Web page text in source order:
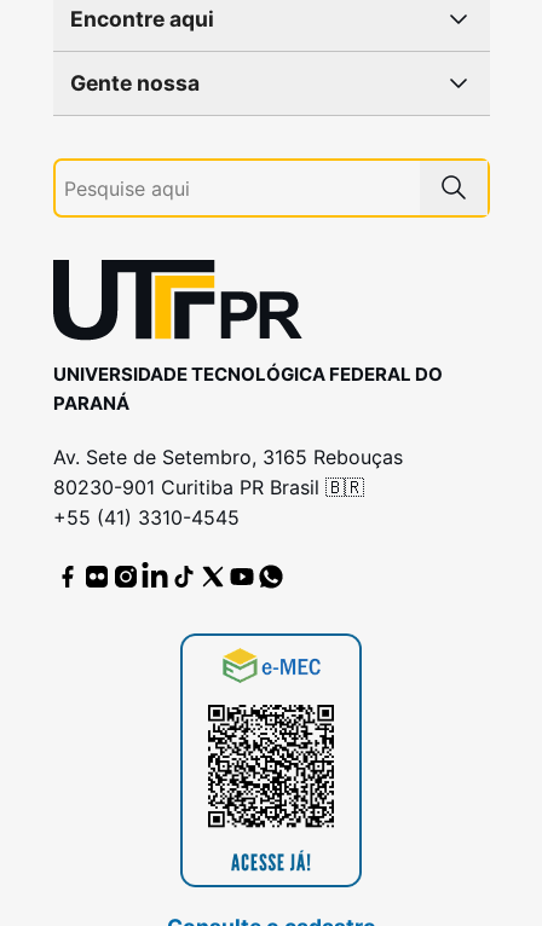
Encontre aqui
Gente nossa
UNIVERSIDADE TECNOLÓGICA FEDERAL DO
PARANÁ
Av. Sete de Setembro, 3165 Rebouças
80230-901 Curitiba PR Brasil 🇧🇷
+55 (41) 3310-4545